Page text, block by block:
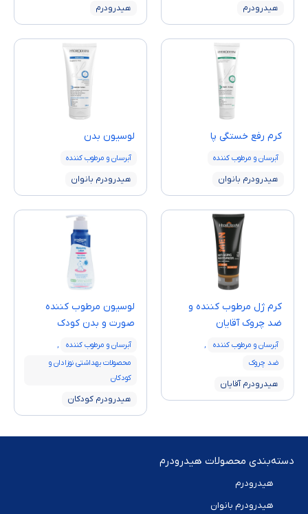
هیدرودرم هیدرودرم
كرم رفع خستگی پا
آبرسان و مرطوب کننده
هیدرودرم بانوان
لوسیون بدن
آبرسان و مرطوب کننده
هیدرودرم بانوان
کرم ژل مرطوب کننده و
ضد چروک آقایان
آبرسان و مرطوب کننده
,
ضد چروک
هیدرودرم آقایان
لوسیون مرطوب کننده
صورت و بدن کودک
آبرسان و مرطوب کننده
,
محصولات بهداشتی نوزادان و
کودکان
هیدرودرم کودکان
دسته‌بندی محصولات هیدرودرم
هیدرودرم
هیدرودرم بانوان